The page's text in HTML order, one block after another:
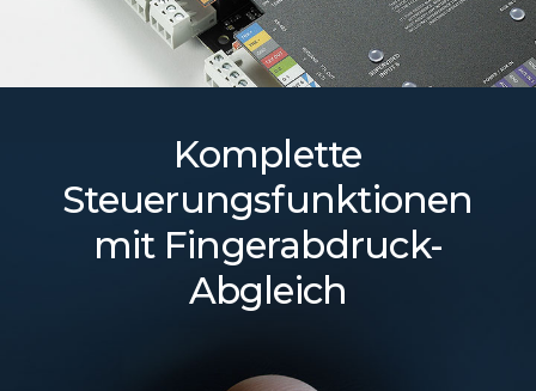
Komplette
Steuerungsfunktionen
mit Fingerabdruck-
Abgleich